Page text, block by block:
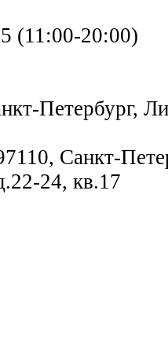
(11:00-20:00)
Петербург,
Санкт-
24, кв.17